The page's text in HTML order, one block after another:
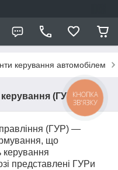
керування автомобілем
(ГУР)
(ГУР) —
що
керування
представлені ГУРи
КНОПКА
ЗВ'ЯЗКУ